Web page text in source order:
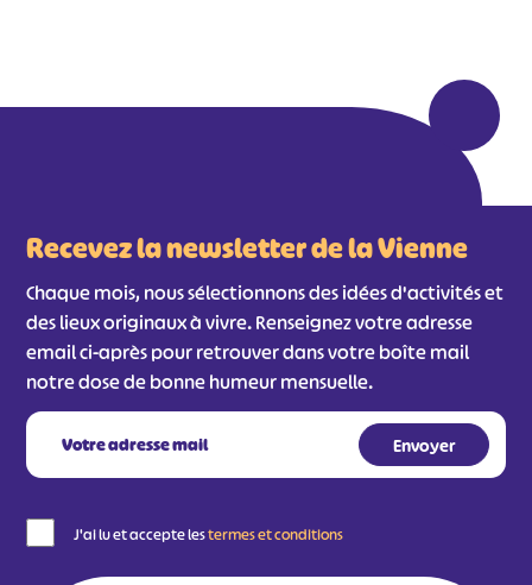
Recevez la newsletter de la Vienne
Chaque mois, nous sélectionnons des idées d'activités et
des lieux originaux à vivre. Renseignez votre adresse
email ci-après pour retrouver dans votre boîte mail
notre dose de bonne humeur mensuelle.
J'ai lu et accepte lestermes et conditions